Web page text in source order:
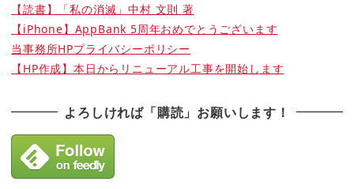
【読書】「私の消滅」中村 文則 著
【iPhone】AppBank 5周年おめでとうございます
当事務所HPプライバシーポリシー
【HP作成】本日からリニューアル工事を開始します
よろしければ「購読」お願いします！